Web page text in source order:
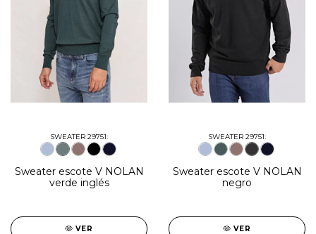
SWEATER 29751:
Sweater escote V NOLAN
verde inglés
VER
SWEATER 29751:
Sweater escote V NOLAN
negro
VER